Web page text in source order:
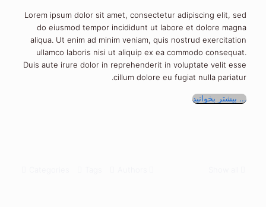
Lorem ipsum dolor sit amet, consectetur adipiscing elit, sed
do eiusmod tempor incididunt ut labore et dolore magna
aliqua. Ut enim ad minim veniam, quis nostrud exercitation
ullamco laboris nisi ut aliquip ex ea commodo consequat.
Duis aute irure dolor in reprehenderit in voluptate velit esse
cillum dolore eu fugiat nulla pariatur.
بیشتر بخوانید ...